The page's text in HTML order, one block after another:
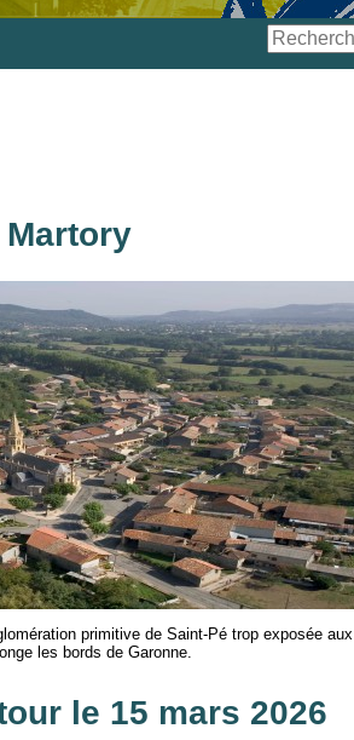
primitive de Saint-Pé trop exposée aux
les bords de Garonne.
le 15 mars 2026